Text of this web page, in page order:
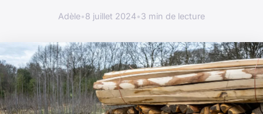
Adèle•8 juillet 2024•3 min de lecture